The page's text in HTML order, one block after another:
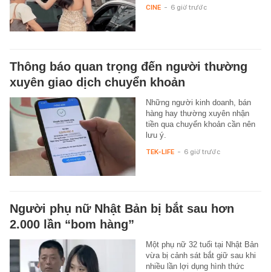
CINE - 6 giờ trước
Thông báo quan trọng đến người thường
xuyên giao dịch chuyển khoản
Những người kinh doanh, bán
hàng hay thường xuyên nhận
tiền qua chuyển khoản cần nên
lưu ý.
TEK-LIFE - 6 giờ trước
Người phụ nữ Nhật Bản bị bắt sau hơn
2.000 lần “bom hàng”
Một phụ nữ 32 tuổi tại Nhật Bản
vừa bị cảnh sát bắt giữ sau khi
nhiều lần lợi dụng hình thức